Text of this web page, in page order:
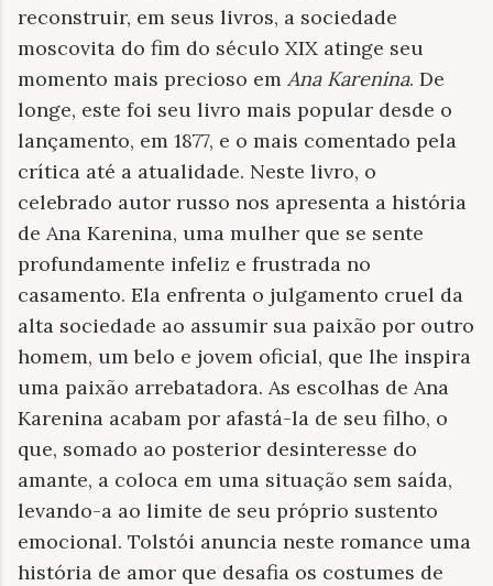
reconstruir, em seus livros, a sociedade
moscovita do fim do século XIX atinge seu
momento mais precioso em Ana Karenina. De
longe, este foi seu livro mais popular desde o
lançamento, em 1877, e o mais comentado pela
crítica até a atualidade. Neste livro, o
celebrado autor russo nos apresenta a história
de Ana Karenina, uma mulher que se sente
profundamente infeliz e frustrada no
casamento. Ela enfrenta o julgamento cruel da
alta sociedade ao assumir sua paixão por outro
homem, um belo e jovem oficial, que lhe inspira
uma paixão arrebatadora. As escolhas de Ana
Karenina acabam por afastá-la de seu filho, o
que, somado ao posterior desinteresse do
amante, a coloca em uma situação sem saída,
levando-a ao limite de seu próprio sustento
emocional. Tolstói anuncia neste romance uma
história de amor que desafia os costumes de